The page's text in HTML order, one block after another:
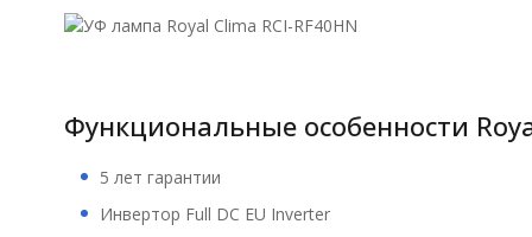
Функциональные особенности
5 лет гарантии
Инвертор Full DC EU Inverter